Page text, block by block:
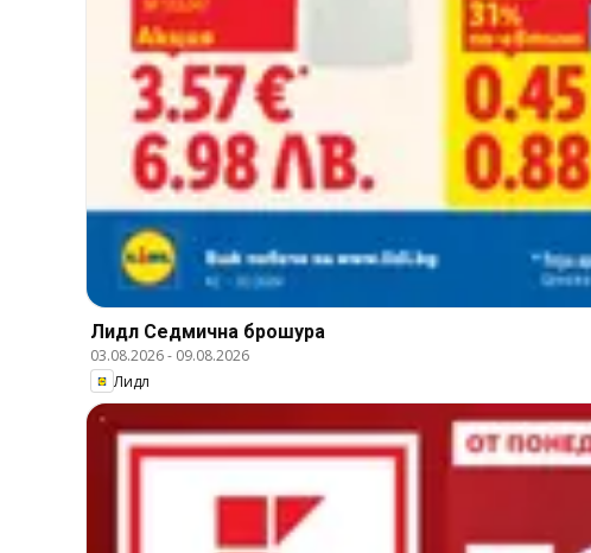
Лидл Cедмична брошура
03.08.2026- 09.08.2026
Лидл